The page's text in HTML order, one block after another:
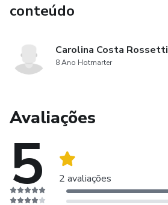
conteúdo
Carolina Costa Rossetti
8 Ano Hotmarter
Avaliações
5 2 avaliações